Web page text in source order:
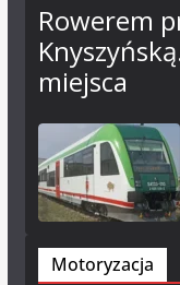
Rowerem
miejsca
Motoryzacja